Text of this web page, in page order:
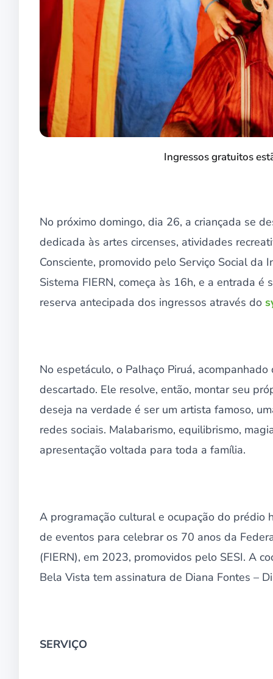
Ingressos gratuitos
No próximo domingo, dia 26, a criançada se
dedicada às artes circenses, atividades
Consciente, promovido pelo Serviço Social da
Sistema FIERN, começa às 16h, e a entrada
reserva antecipada dos ingressos através do
No espetáculo, o Palhaço Piruá,
descartado. Ele resolve, então, montar seu
deseja na verdade é ser um artista famoso,
redes sociais. Malabarismo, equilibrismo,
apresentação voltada para toda a família.
A programação cultural e ocupação do prédio
de eventos para celebrar os 70 anos da
(FIERN), em 2023, promovidos pelo SESI. A
Bela Vista tem assinatura de Diana Fontes –
SERVIÇO